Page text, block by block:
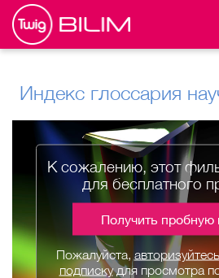
Индекс глоссария
К сожалению, этот
для бесплатного
Получить
Пожалуйста, авторизуйтесь
подпискудля просмотра